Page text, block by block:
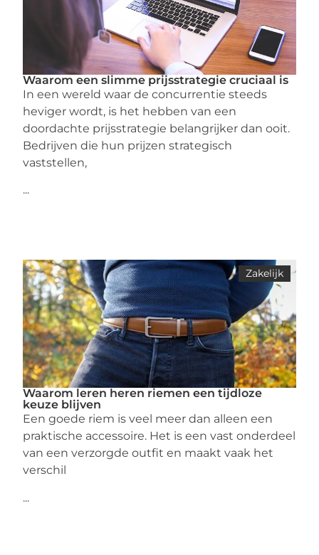
Waarom een slimme prijsstrategie cruciaal is
In een wereld waar de concurrentie steeds
heviger wordt, is het hebben van een
doordachte prijsstrategie belangrijker dan ooit.
Bedrijven die hun prijzen strategisch
vaststellen,
...
Zakelijk
Waarom leren heren riemen een tijdloze
keuze blijven
Een goede riem is veel meer dan alleen een
praktische accessoire. Het is een vast onderdeel
van een verzorgde outfit en maakt vaak het
verschil
...